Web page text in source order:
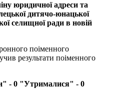
юридичної адреси та
дитячо-юнацької
селищної ради в новій
поіменного
результати поіменного
- 0 "Утрималися" - 0